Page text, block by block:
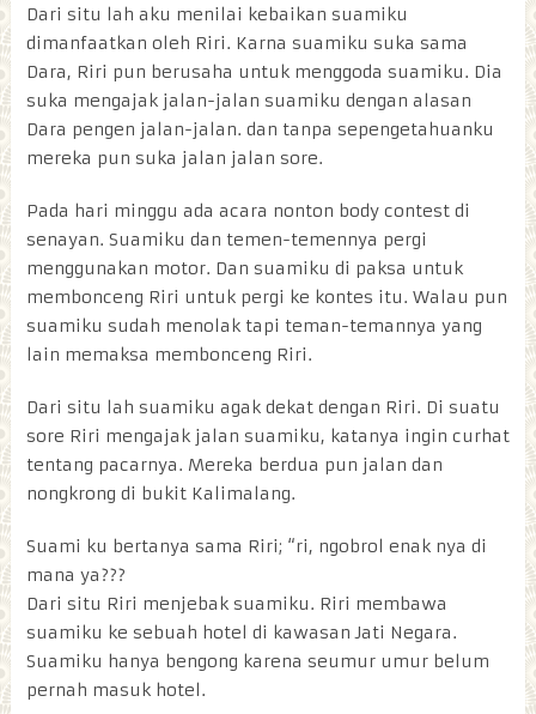
Dari situ lah aku menilai kebaikan suamiku
dimanfaatkan oleh Riri. Karna suamiku suka sama
Dara, Riri pun berusaha untuk menggoda suamiku. Dia
suka mengajak jalan-jalan suamiku dengan alasan
Dara pengen jalan-jalan. dan tanpa sepengetahuanku
mereka pun suka jalan jalan sore.
Pada hari minggu ada acara nonton body contest di
senayan. Suamiku dan temen-temennya pergi
menggunakan motor. Dan suamiku di paksa untuk
membonceng Riri untuk pergi ke kontes itu. Walau pun
suamiku sudah menolak tapi teman-temannya yang
lain memaksa membonceng Riri.
Dari situ lah suamiku agak dekat dengan Riri. Di suatu
sore Riri mengajak jalan suamiku, katanya ingin curhat
tentang pacarnya. Mereka berdua pun jalan dan
nongkrong di bukit Kalimalang.
Suami ku bertanya sama Riri; “ri, ngobrol enak nya di
mana ya???
Dari situ Riri menjebak suamiku. Riri membawa
suamiku ke sebuah hotel di kawasan Jati Negara.
Suamiku hanya bengong karena seumur umur belum
pernah masuk hotel.